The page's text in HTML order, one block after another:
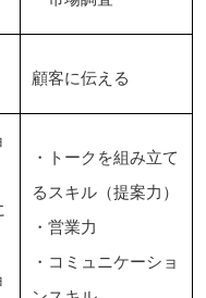
顧客に伝える
・トークを組み立て
るスキル（提案力）
・営業力
・コミュニケーショ